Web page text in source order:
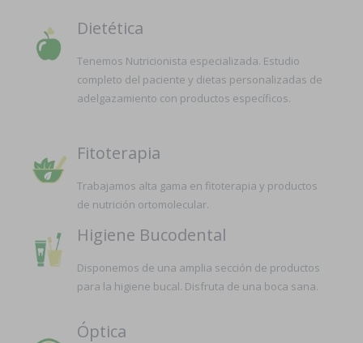
Dietética
Tenemos Nutricionista especializada. Estudio
completo del paciente y dietas personalizadas de
adelgazamiento con productos específicos.
Fitoterapia
Trabajamos alta gama en fitoterapia y productos
de nutrición ortomolecular.
Higiene Bucodental
Disponemos de una amplia sección de productos
para la higiene bucal. Disfruta de una boca sana.
Óptica